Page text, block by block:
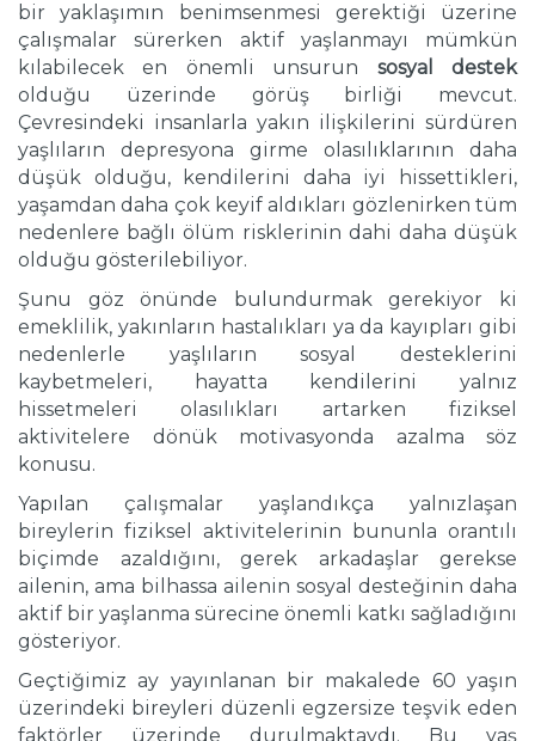
bir yaklaşımın benimsenmesi gerektiği üzerine
çalışmalar sürerken aktif yaşlanmayı mümkün
kılabilecek en önemli unsurun sosyal destek
olduğu üzerinde görüş birliği mevcut.
Çevresindeki insanlarla yakın ilişkilerini sürdüren
yaşlıların depresyona girme olasılıklarının daha
düşük olduğu, kendilerini daha iyi hissettikleri,
yaşamdan daha çok keyif aldıkları gözlenirken tüm
nedenlere bağlı ölüm risklerinin dahi daha düşük
olduğu gösterilebiliyor.
Şunu göz önünde bulundurmak gerekiyor ki
emeklilik, yakınların hastalıkları ya da kayıpları gibi
nedenlerle yaşlıların sosyal desteklerini
kaybetmeleri, hayatta kendilerini yalnız
hissetmeleri olasılıkları artarken fiziksel
aktivitelere dönük motivasyonda azalma söz
konusu.
Yapılan çalışmalar yaşlandıkça yalnızlaşan
bireylerin fiziksel aktivitelerinin bununla orantılı
biçimde azaldığını, gerek arkadaşlar gerekse
ailenin, ama bilhassa ailenin sosyal desteğinin daha
aktif bir yaşlanma sürecine önemli katkı sağladığını
gösteriyor.
Geçtiğimiz ay yayınlanan bir makalede 60 yaşın
üzerindeki bireyleri düzenli egzersize teşvik eden
faktörler üzerinde durulmaktaydı. Bu yaş